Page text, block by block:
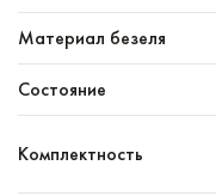
Материал безеля
Состояние
Комплектность